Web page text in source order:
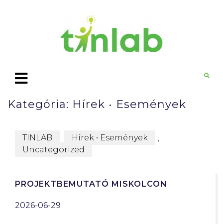
Kategória: Hírek • Események
TINLAB Hírek • Események
,
Uncategorized
PROJEKTBEMUTATÓ MISKOLCON
2026-06-29